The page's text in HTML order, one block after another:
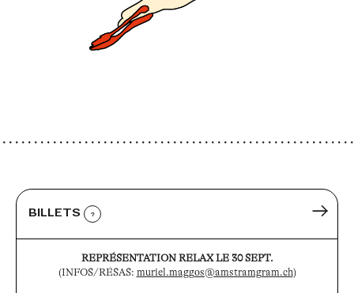
BILLETS ?
REPRÉSENTATION RELAX LE 30 SEPT.
(INFOS/RÉSAS: muriel.maggos@amstramgram.ch)